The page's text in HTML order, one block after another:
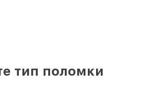
тип поломки